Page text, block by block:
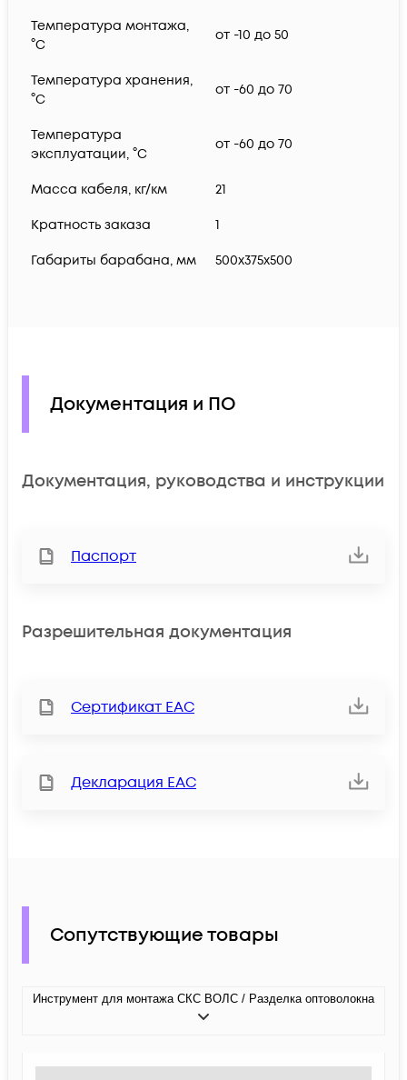
Температура монтажа,
°C
от -10 до 50
Температура хранения,
°C
от -60 до 70
Температура
эксплуатации, °C
от -60 до 70
Масса кабеля, кг/км 21
Кратность заказа 1
Габариты барабана, мм 500x375x500
Документация и ПО
Документация, руководства и инструкции
Паспорт
Разрешительная документация
Сертификат ЕАС
Декларация ЕАС
Сопутствующие товары
Инструмент для монтажа СКС ВОЛС / Разделка оптоволокна